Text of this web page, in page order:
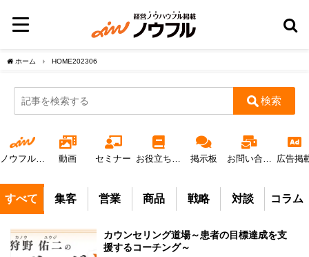
ホーム HOME202306
ノウフルについて 動画 セミナー お役立ち冊子 掲示板 お問い合わせ 広告掲
すべて 集客 営業 商品 戦略 対談 コラム
カウンセリング道場～患者の目標達成を支
援するコーチング～